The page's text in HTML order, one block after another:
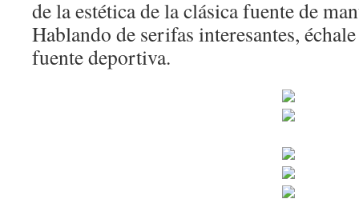
de la estética de la clásica fuente de
Hablando de serifas interesantes,
fuente deportiva.